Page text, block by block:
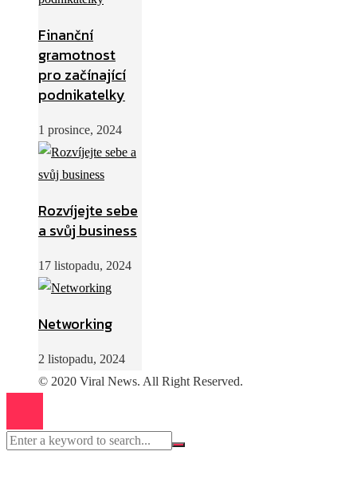
Finanční
gramotnost
pro začínající
podnikatelky
1 prosince, 2024
Rozvíjejte sebe
a svůj business
17 listopadu, 2024
Networking
2 listopadu, 2024
© 2020 Viral News. All Right Reserved.